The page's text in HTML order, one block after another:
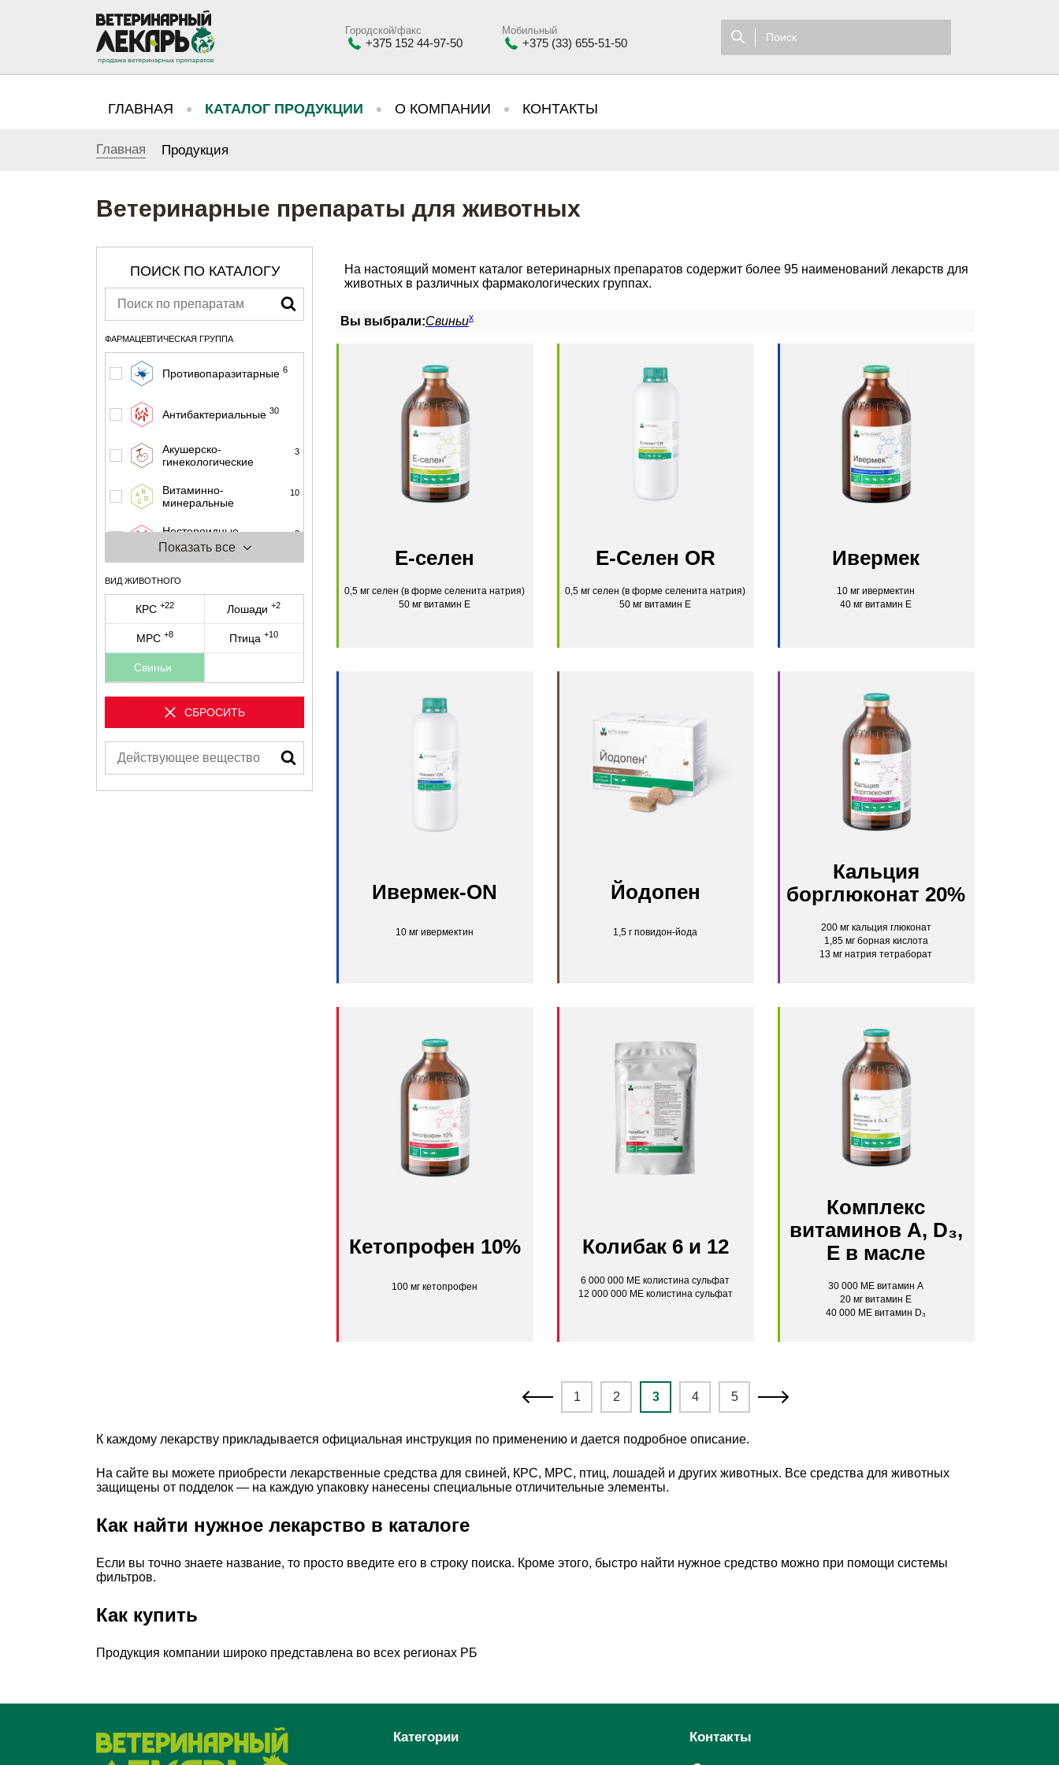
Городской/факс
+375 152 44-97-50
Мобильный
+375 (33) 655-51-50
ГЛАВНАЯ КАТАЛОГ ПРОДУКЦИИ О КОМПАНИИ КОНТАКТЫ
Главная Продукция
Ветеринарные препараты для животных
ПОИСК ПО КАТАЛОГУ
ФАРМАЦЕВТИЧЕСКАЯ ГРУППА
Противопаразитарные 6
Антибактериальные 30
Акушерско-
гинекологические
3
Витаминно-
минеральные
10
Нестероидные
противовоспалительные
3
Актиококцидные
Средства для
дезинфекции
5
2
Показать все
ВИД ЖИВОТНОГО
КРС +22 Лошади +2
МРС +8 Птица +10
Свиньи
СБРОСИТЬ
На настоящий момент каталог ветеринарных препаратов содержит более 95 наименований лекарств для
животных в различных фармакологических группах.
Вы выбрали:Свиньиx
Е-селен
0,5 мг селен (в форме селенита натрия)
50 мг витамин Е
Е-Селен OR
0,5 мг селен (в форме селенита натрия)
50 мг витамин Е
Ивермек
10 мг ивермектин
40 мг витамин Е
Ивермек-ON
10 мг ивермектин
Йодопен
1,5 г повидон-йода
Кальция
борглюконат 20%
200 мг кальция глюконат
1,85 мг борная кислота
13 мг натрия тетраборат
Кетопрофен 10%
100 мг кетопрофен
Колибак 6 и 12
6 000 000 МЕ колистина сульфат
12 000 000 МЕ колистина сульфат
Комплекс
витаминов A, D₃,
E в масле
30 000 МЕ витамин А
20 мг витамин Е
40 000 МЕ витамин D₃
1 2 3 4 5
К каждому лекарству прикладывается официальная инструкция по применению и дается подробное описание.
На сайте вы можете приобрести лекарственные средства для свиней, КРС, МРС, птиц, лошадей и других животных. Все средства для животных
защищены от подделок — на каждую упаковку нанесены специальные отличительные элементы.
Как найти нужное лекарство в каталоге
Если вы точно знаете название, то просто введите его в строку поиска. Кроме этого, быстро найти нужное средство можно при помощи системы
фильтров.
Как купить
Продукция компании широко представлена во всех регионах РБ
Категории Контакты